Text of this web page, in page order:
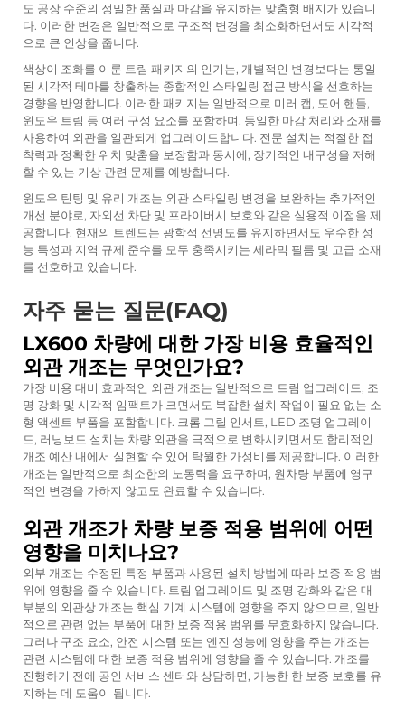
도 공장 수준의 정밀한 품질과 마감을 유지하는 맞춤형 배지가 있습니
다. 이러한 변경은 일반적으로 구조적 변경을 최소화하면서도 시각적
으로 큰 인상을 줍니다.
색상이 조화를 이룬 트림 패키지의 인기는, 개별적인 변경보다는 통일
된 시각적 테마를 창출하는 종합적인 스타일링 접근 방식을 선호하는
경향을 반영합니다. 이러한 패키지는 일반적으로 미러 캡, 도어 핸들,
윈도우 트림 등 여러 구성 요소를 포함하며, 동일한 마감 처리와 소재를
사용하여 외관을 일관되게 업그레이드합니다. 전문 설치는 적절한 접
착력과 정확한 위치 맞춤을 보장함과 동시에, 장기적인 내구성을 저해
할 수 있는 기상 관련 문제를 예방합니다.
윈도우 틴팅 및 유리 개조는 외관 스타일링 변경을 보완하는 추가적인
개선 분야로, 자외선 차단 및 프라이버시 보호와 같은 실용적 이점을 제
공합니다. 현재의 트렌드는 광학적 선명도를 유지하면서도 우수한 성
능 특성과 지역 규제 준수를 모두 충족시키는 세라믹 필름 및 고급 소재
를 선호하고 있습니다.
자주 묻는 질문(FAQ)
LX600 차량에 대한 가장 비용 효율적인
외관 개조는 무엇인가요?
가장 비용 대비 효과적인 외관 개조는 일반적으로 트림 업그레이드, 조
명 강화 및 시각적 임팩트가 크면서도 복잡한 설치 작업이 필요 없는 소
형 액센트 부품을 포함합니다. 크롬 그릴 인서트, LED 조명 업그레이
드, 러닝보드 설치는 차량 외관을 극적으로 변화시키면서도 합리적인
개조 예산 내에서 실현할 수 있어 탁월한 가성비를 제공합니다. 이러한
개조는 일반적으로 최소한의 노동력을 요구하며, 원차량 부품에 영구
적인 변경을 가하지 않고도 완료할 수 있습니다.
외관 개조가 차량 보증 적용 범위에 어떤
영향을 미치나요?
외부 개조는 수정된 특정 부품과 사용된 설치 방법에 따라 보증 적용 범
위에 영향을 줄 수 있습니다. 트림 업그레이드 및 조명 강화와 같은 대
부분의 외관상 개조는 핵심 기계 시스템에 영향을 주지 않으므로, 일반
적으로 관련 없는 부품에 대한 보증 적용 범위를 무효화하지 않습니다.
그러나 구조 요소, 안전 시스템 또는 엔진 성능에 영향을 주는 개조는
관련 시스템에 대한 보증 적용 범위에 영향을 줄 수 있습니다. 개조를
진행하기 전에 공인 서비스 센터와 상담하면, 가능한 한 보증 보호를 유
지하는 데 도움이 됩니다.